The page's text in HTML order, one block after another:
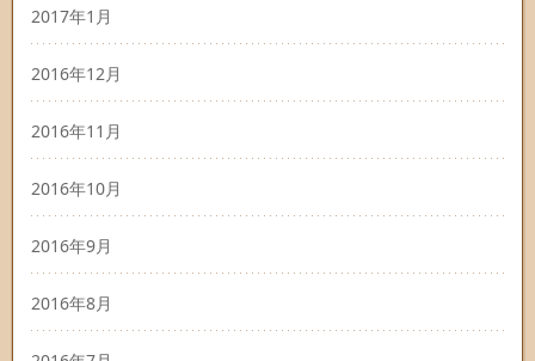
2017年1月
2016年12月
2016年11月
2016年10月
2016年9月
2016年8月